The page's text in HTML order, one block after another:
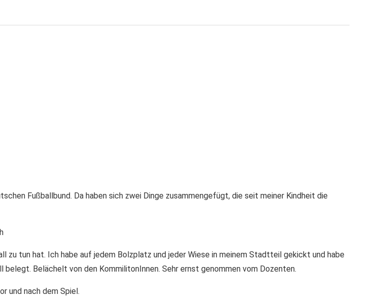
Fußballbund. Da haben sich zwei Dinge zusammengefügt, die seit meiner Kindheit die
zu tun hat. Ich habe auf jedem Bolzplatz und jeder Wiese in meinem Stadtteil gekickt und habe
Belächelt von den KommilitonInnen. Sehr ernst genommen vom Dozenten.
und nach dem Spiel.